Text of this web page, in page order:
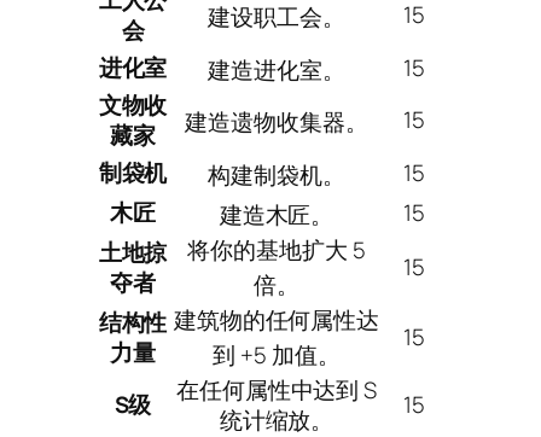
会
建设职工会。
15
进化室
建造进化室。
15
文物收
藏家
建造遗物收集器。
15
制袋机
构建制袋机。
15
木匠
建造木匠。
15
土地掠
夺者
将你的基地扩大 5
倍。
15
结构性
力量
建筑物的任何属性达
到 +5 加值。
15
S级
在任何属性中达到 S
统计缩放。
15